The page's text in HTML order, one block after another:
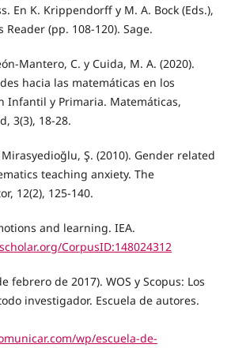
En K. Krippendorff y M. A. Bock (Eds.),
Reader (pp. 108-120). Sage.
Mantero, C. y Cuida, M. A. (2020).
hacia las matemáticas en los
Infantil y Primaria. Matemáticas,
3(3), 18-28.
Mirasyedioğlu, Ş. (2010). Gender related
teaching anxiety. The
12(2), 125-140.
and learning. IEA.
CorpusID:148024312
febrero de 2017). WOS y Scopus: Los
investigador. Escuela de autores.
wp/escuela-de-